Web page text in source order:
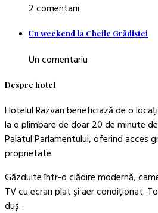
2 comentarii
Un weekend la Cheile Grădiştei
Un comentariu
Despre hotel
Hotelul Razvan beneficiază de o
la o plimbare de doar 20 de minute
Palatul Parlamentului, oferind acces
proprietate.
Găzduite într-o clădire modernă,
TV cu ecran plat și aer condiționat.
duș.